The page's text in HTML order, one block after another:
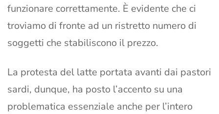
funzionare correttamente. È evidente che ci
troviamo di fronte ad un ristretto numero di
soggetti che stabiliscono il prezzo.
La protesta del latte portata avanti dai pastori
sardi, dunque, ha posto l’accento su una
problematica essenziale anche per l’intero